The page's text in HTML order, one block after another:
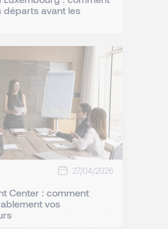
départs avant les
27/04/2026
Center : comment
vos